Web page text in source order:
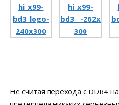
Не считая перехода с DDR4